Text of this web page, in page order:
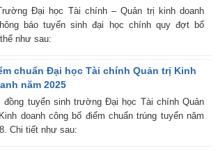
Đại học Tài chính – Quản trị kinh doanh
báo tuyển sinh đại học chính quy đợt bổ
như sau:
chuẩn Đại học Tài chính Quản trị Kinh
năm 2025
đồng tuyển sinh trường Đại học Tài chính Quản
doanh công bố điểm chuẩn trúng tuyển năm
Chi tiết như sau: